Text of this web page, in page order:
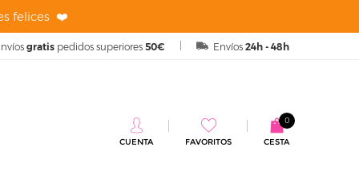
felices ❤️
Envíos 24h - 48h
gratis pedidos superiores 50€
CESTA
0
CUENTA FAVORITOS